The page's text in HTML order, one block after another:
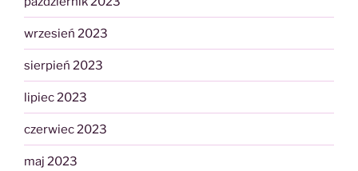
wrzesień 2023
sierpień 2023
lipiec 2023
czerwiec 2023
maj 2023